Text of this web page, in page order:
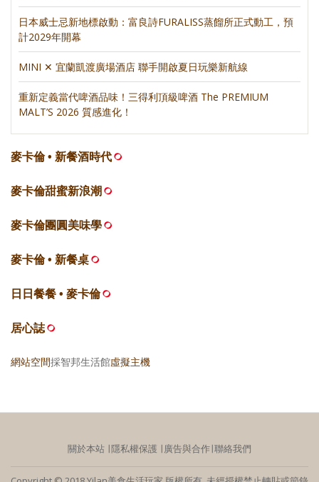
日本威士忌新地標啟動：富良詩FURALISS蒸餾所正式動工，預
計2029年開幕
MINI ✕ 宜蘭凱渡廣場酒店 聯手開啟夏日玩樂新航線
重新定義當代啤酒品味！三得利頂級啤酒 The PREMIUM
MALT’S 2026 質感進化！
麥卡倫 • 新餐酒時代
麥卡倫甜蜜新浪潮
麥卡倫團圓美味學
麥卡倫 • 新餐桌
日日餐餐 • 麥卡倫
居心誌
網站空間採智邦生活館虛擬主機
關於本站 ∣隱私權保護 ∣廣告與合作∣聯絡我們